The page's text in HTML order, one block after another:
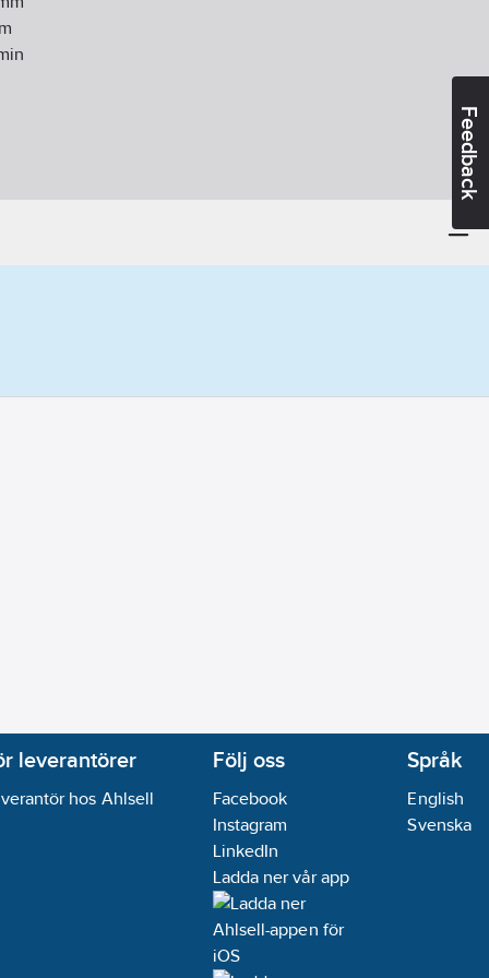
Feedback
leverantörer
hos Ahlsell
Följ oss
Facebook
Instagram
LinkedIn
Ladda ner vår app
Språk
English
Svenska